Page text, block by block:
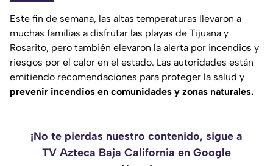
Este fin de semana, las altas temperaturas llevaron a
muchas familias a disfrutar las playas de Tijuana y
Rosarito, pero también elevaron la alerta por incendios y
riesgos por el calor en el estado. Las autoridades están
emitiendo recomendaciones para proteger la salud y
prevenir incendios en comunidades y zonas naturales.
¡No te pierdas nuestro contenido, sigue a
TV Azteca Baja California en Google